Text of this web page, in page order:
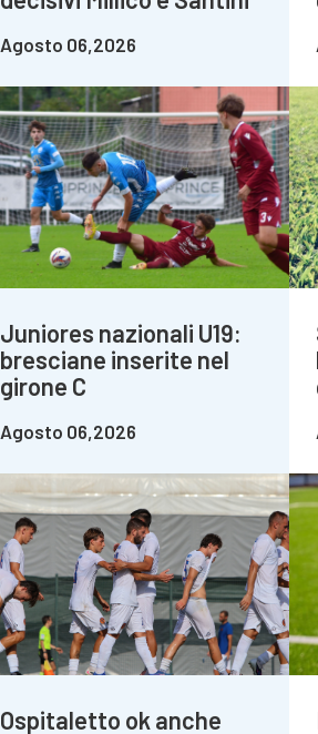
Agosto 06,2026
Juniores nazionali U19:
bresciane inserite nel
girone C
Agosto 06,2026
Ospitaletto ok anche